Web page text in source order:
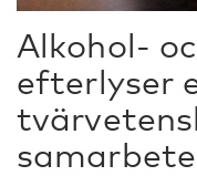
Alkohol-
efterlyser
samarbete